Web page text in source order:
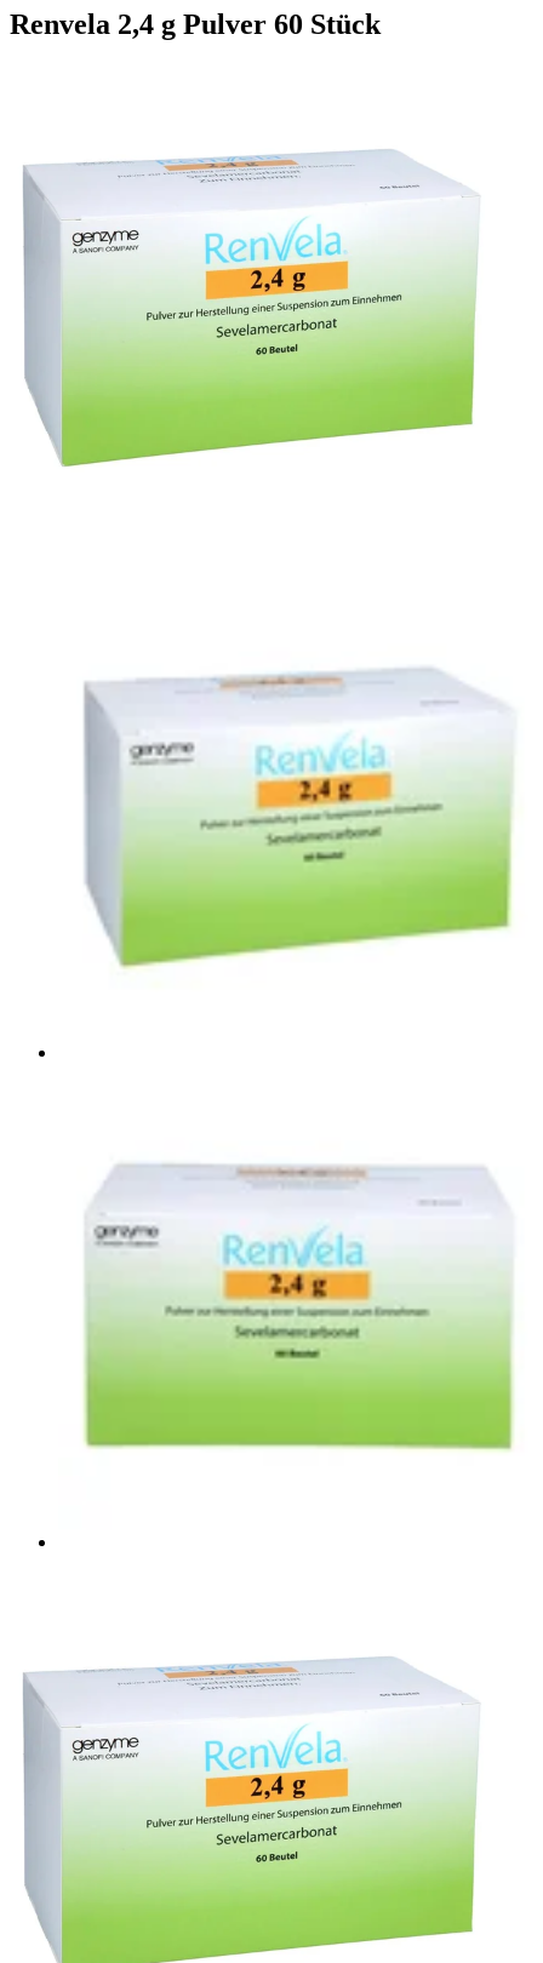
Renvela 2,4 g Pulver 60 Stück